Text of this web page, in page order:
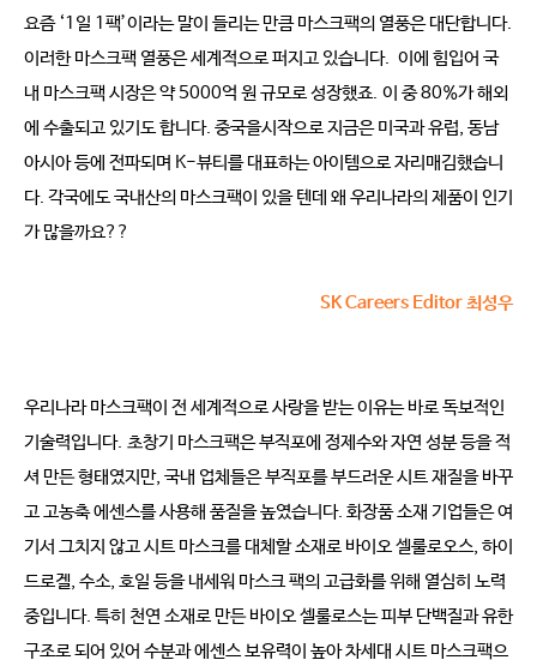
요즘 ‘1일 1팩’이라는 말이 들리는 만큼 마스크팩의 열풍은 대단합니다.
이러한 마스크팩 열풍은 세계적으로 퍼지고 있습니다. 이에 힘입어 국
내 마스크팩 시장은 약 5000억 원 규모로 성장했죠. 이 중 80%가 해외
에 수출되고 있기도 합니다. 중국을시작으로 지금은 미국과 유럽, 동남
아시아 등에 전파되며 K-뷰티를 대표하는 아이템으로 자리매김했습니
다. 각국에도 국내산의 마스크팩이 있을 텐데 왜 우리나라의 제품이 인기
가 많을까요??
SK Careers Editor 최성우
우리나라 마스크팩이 전 세계적으로 사랑을 받는 이유는 바로 독보적인
기술력입니다. 초창기 마스크팩은 부직포에 정제수와 자연 성분 등을 적
셔 만든 형태였지만, 국내 업체들은 부직포를 부드러운 시트 재질을 바꾸
고 고농축 에센스를 사용해 품질을 높였습니다. 화장품 소재 기업들은 여
기서 그치지 않고 시트 마스크를 대체할 소재로 바이오 셀룰로오스, 하이
드로겔, 수소, 호일 등을 내세워 마스크 팩의 고급화를 위해 열심히 노력
중입니다. 특히 천연 소재로 만든 바이오 셀룰로스는 피부 단백질과 유한
구조로 되어 있어 수분과 에센스 보유력이 높아 차세대 시트 마스크팩으